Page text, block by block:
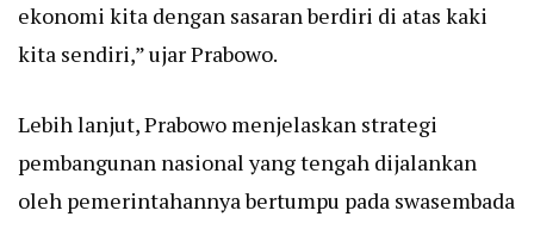
ekonomi kita dengan sasaran berdiri di atas kaki
kita sendiri,” ujar Prabowo.
Lebih lanjut, Prabowo menjelaskan strategi
pembangunan nasional yang tengah dijalankan
oleh pemerintahannya bertumpu pada swasembada